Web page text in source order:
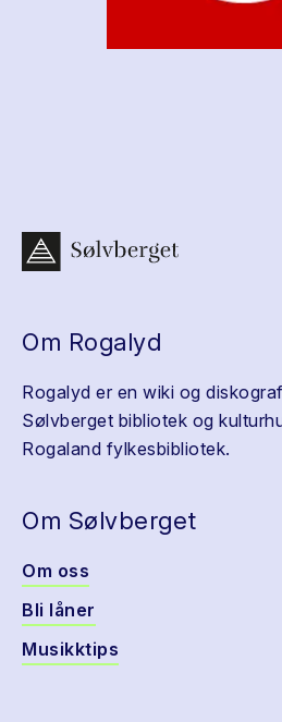
Om Rogalyd
Rogalyd er en wiki og
Sølvberget bibliotek og
Rogaland fylkesbibliotek.
Om Sølvberget
Om oss
Bli låner
Musikktips